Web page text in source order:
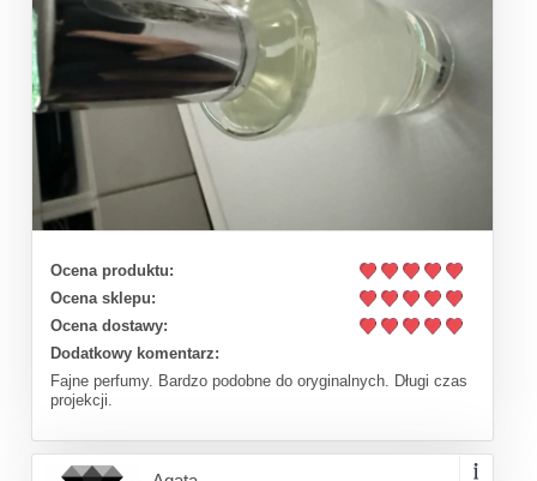
Ocena produktu:
Ocena sklepu:
Ocena dostawy:
Dodatkowy komentarz:
Fajne perfumy. Bardzo podobne do oryginalnych. Długi czas
projekcji.